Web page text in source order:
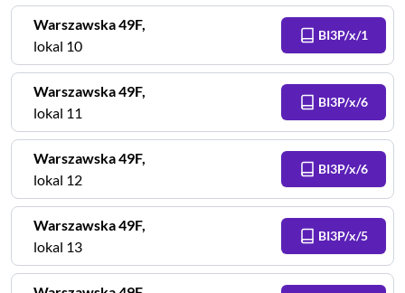
Warszawska49F,
lokal 10
BI3P/x/1
Warszawska49F,
lokal 11
BI3P/x/6
Warszawska49F,
lokal 12
BI3P/x/6
Warszawska49F,
lokal 13
BI3P/x/5